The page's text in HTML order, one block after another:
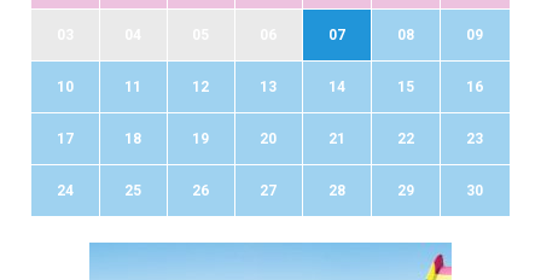
07 08 09
10 11 12 13 14 15 16
17 18 19 20 21 22 23
24 25 26 27 28 29 30